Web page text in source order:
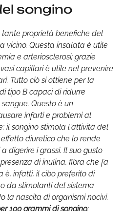
songino
proprietà benefiche del
vicino. Questa insalata è utile
e arteriosclerosi; grazie
capillari è utile nel prevenire
Tutto ciò si ottiene per la
tipo B capaci di ridurre
Questo è un
infarti e problemi al
il songino stimola l'attività del
diuretico che lo rende
digerire i grassi. Il suo gusto
di inulina, fibra che fa
è, infatti, il cibo preferito di
da stimolanti del sistema
la nascita di organismi nocivi.
100 grammi di songino: